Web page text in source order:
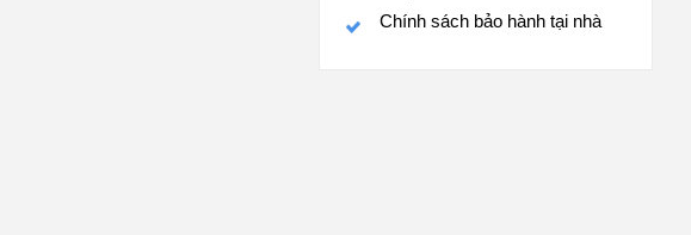
Chính sách bảo hành tại nhà